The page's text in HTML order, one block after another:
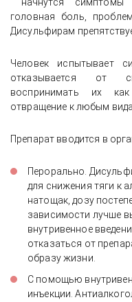
Отзыв об
алкогольном
капельницы
головная боль,
Дисульфирам
Человек испытывает
отказывается от
воспринимать их
отвращение к любым
Препарат вводится в
Перорально.
для снижения тяги к
натощак, дозу
зависимости лучше
внутривенное
отказаться от
образу жизни.
С помощью
инъекции.